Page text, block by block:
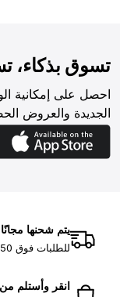
تسوق بذكاء،
احصل على إمكانية
الجديدة والعروض
يتم شحنها
للطلبات فوق 250 درهم إماراتي
انقر وأستلم